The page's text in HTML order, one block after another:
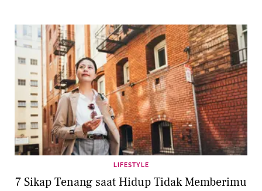
LIFESTYLE
7 Sikap Tenang saat Hidup Tidak Memberimu